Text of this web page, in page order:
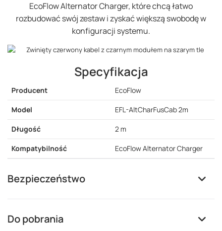
EcoFlow Alternator Charger, które chcą łatwo
rozbudować swój zestaw i zyskać większą swobodę w
konfiguracji systemu.
Specyfikacja
Producent EcoFlow
Model EFL-AltCharFusCab 2m
Długość 2 m
Kompatybilność EcoFlow Alternator Charger
Bezpieczeństwo
Do pobrania